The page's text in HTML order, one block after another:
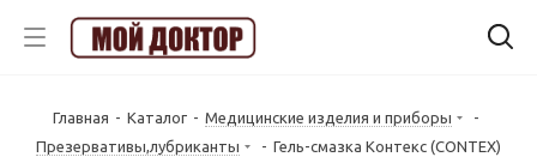
Главная - Каталог - Медицинские изделия и приборы
-
Презервативы,лубриканты
- Гель-смазка Контекс (CONTEX)